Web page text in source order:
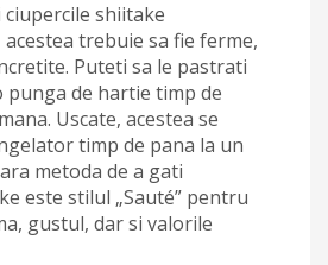
shiitake
trebuie sa fie ferme,
Puteti sa le pastrati
de hartie timp de
Uscate, acestea se
timp de pana la un
metoda de a gati
este stilul „Sauté” pentru
gustul, dar si valorile